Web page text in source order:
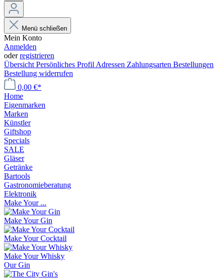
Menü schließen
Mein Konto
Anmelden
oderregistrieren
Übersicht Persönliches Profil Adressen Zahlungsarten Bestellungen
Bestellung widerrufen
0,00 €*
Home
Eigenmarken
Marken
Künstler
Giftshop
Specials
SALE
Gläser
Getränke
Bartools
Gastronomieberatung
Elektronik
Make Your ...
Make Your Gin
Make Your Cocktail
Make Your Whisky
Our Gin